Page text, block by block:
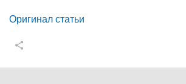
Оригинал статьи